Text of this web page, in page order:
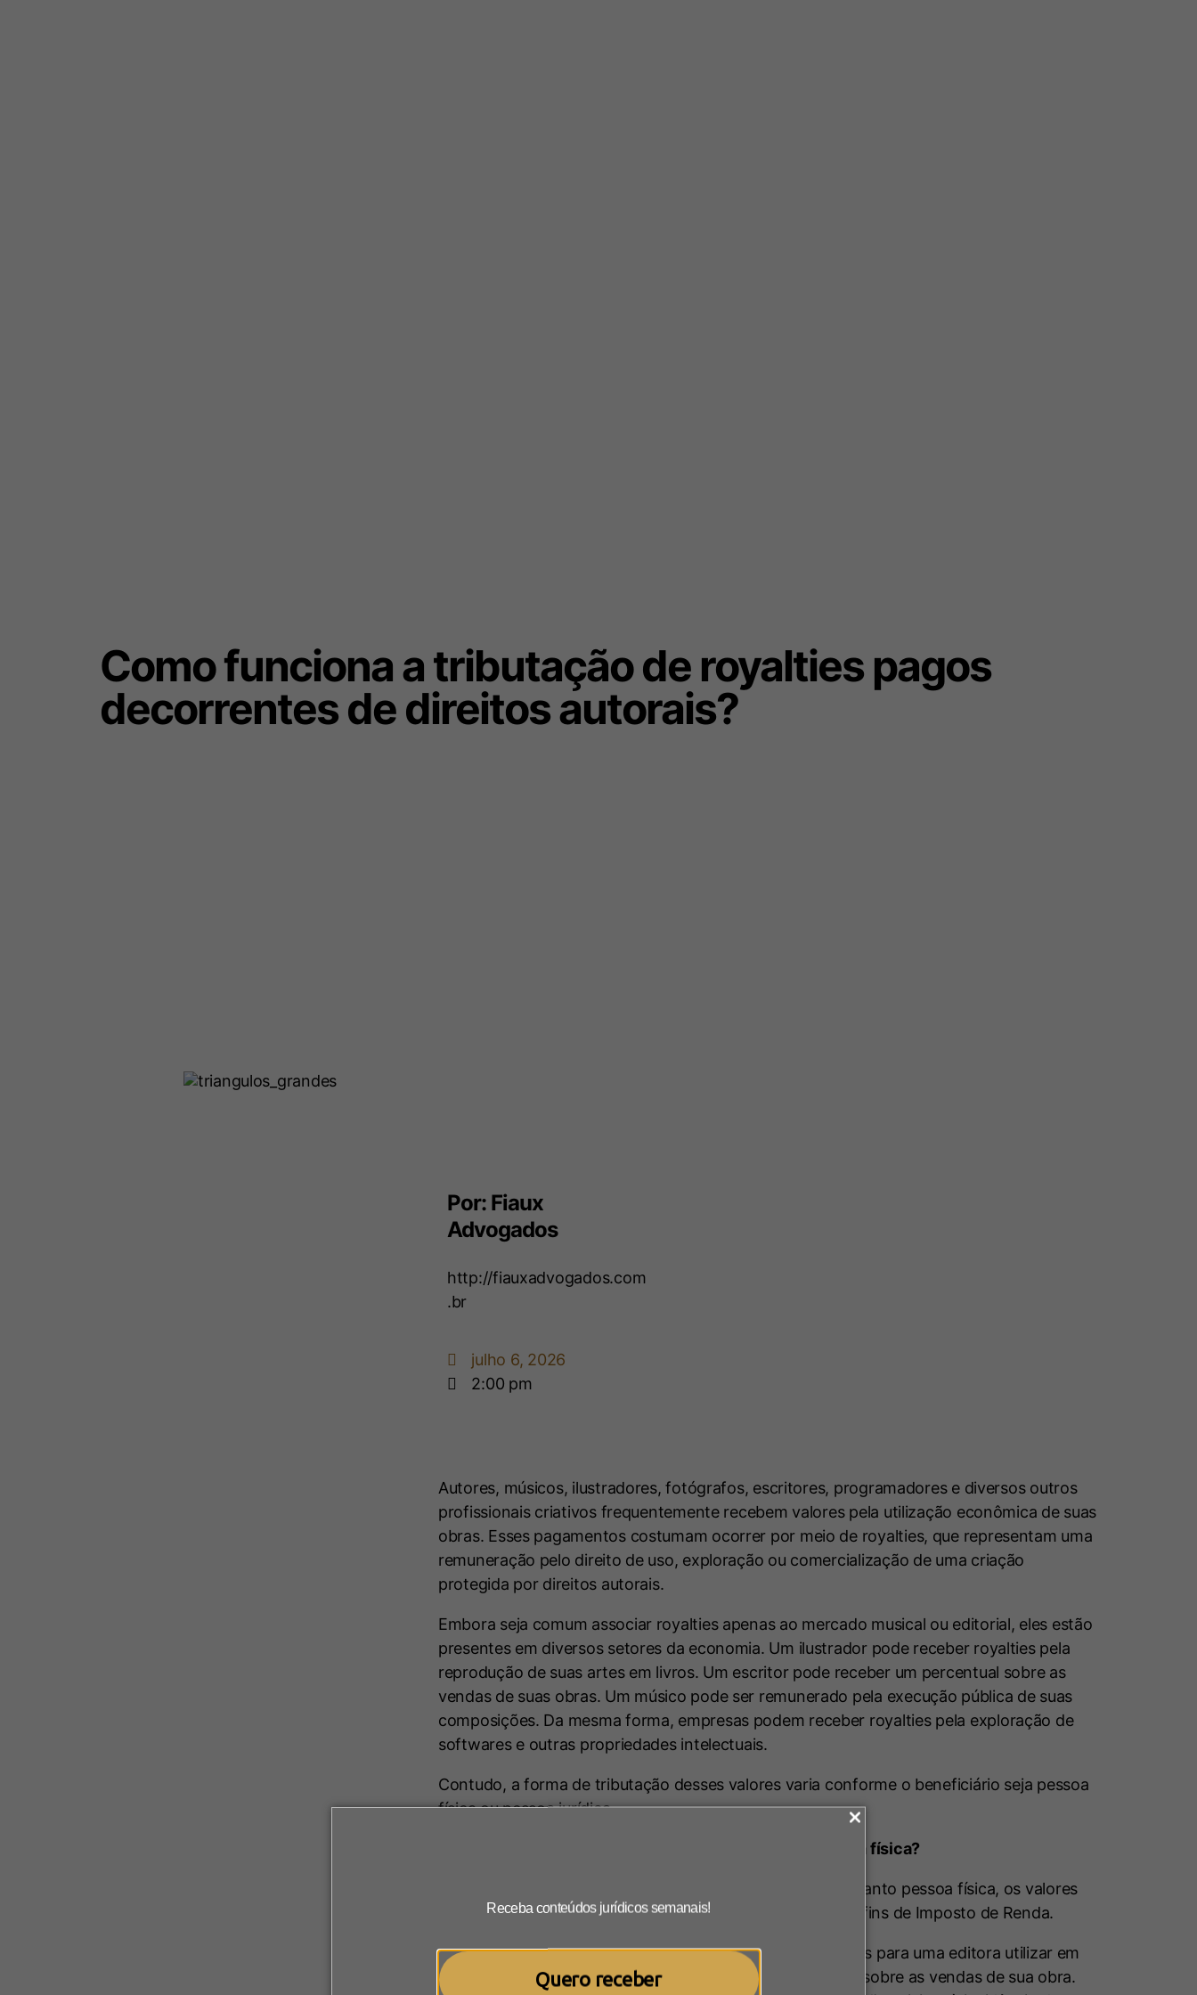
Receba conteúdos jurídicos semanais!
Quero receber
Como funciona a tributação de royalties pagos
decorrentes de direitos autorais?
Por: Fiaux
Advogados
http://fiauxadvogados.com
.br
julho 6, 2026
2:00 pm
Autores, músicos, ilustradores, fotógrafos, escritores, programadores e diversos outros
profissionais criativos frequentemente recebem valores pela utilização econômica de suas
obras. Esses pagamentos costumam ocorrer por meio de royalties, que representam uma
remuneração pelo direito de uso, exploração ou comercialização de uma criação
protegida por direitos autorais.
Embora seja comum associar royalties apenas ao mercado musical ou editorial, eles estão
presentes em diversos setores da economia. Um ilustrador pode receber royalties pela
reprodução de suas artes em livros. Um escritor pode receber um percentual sobre as
vendas de suas obras. Um músico pode ser remunerado pela execução pública de suas
composições. Da mesma forma, empresas podem receber royalties pela exploração de
softwares e outras propriedades intelectuais.
Contudo, a forma de tributação desses valores varia conforme o beneficiário seja pessoa
física ou pessoa jurídica.
Como funciona a tributação dos royalties pagos à pessoa física?
Quando os royalties são pagos diretamente ao autor enquanto pessoa física, os valores
recebidos são considerados rendimentos tributáveis para fins de Imposto de Renda.
Na prática, imagine um ilustrador que licencia suas imagens para uma editora utilizar em
livros didáticos. Ou um escritor que recebe um percentual sobre as vendas de sua obra.